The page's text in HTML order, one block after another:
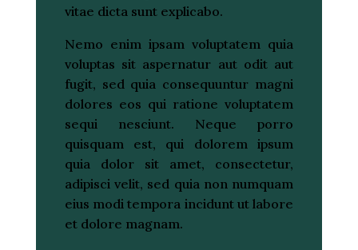
vitae dicta sunt explicabo.
Nemo enim ipsam voluptatem quia
voluptas sit aspernatur aut odit aut
fugit, sed quia consequuntur magni
dolores eos qui ratione voluptatem
sequi nesciunt. Neque porro
quisquam est, qui dolorem ipsum
quia dolor sit amet, consectetur,
adipisci velit, sed quia non numquam
eius modi tempora incidunt ut labore
et dolore magnam.